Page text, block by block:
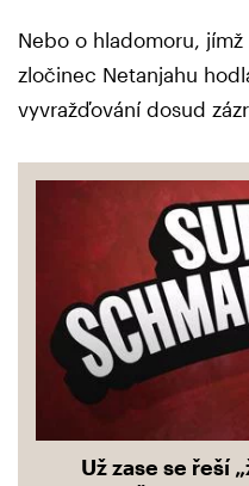
Nebo o hladomoru,
zločinec Netanjahu
vyvražďování dosud
Už zase se řeší